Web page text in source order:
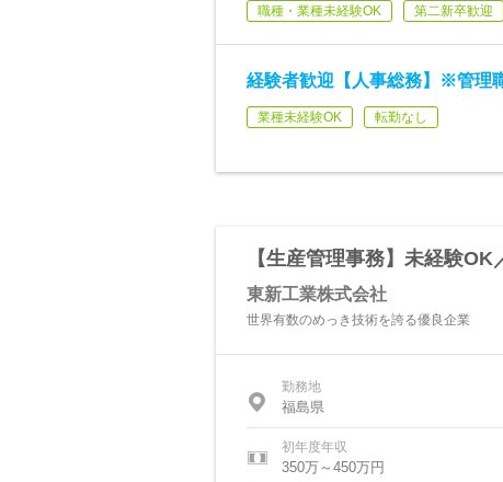
職種・業種未経験OK 第二新卒歓迎
経験者歓迎【人事総務】※管理
業種未経験OK 転勤なし
【生産管理事務】未経験
東新工業株式会社
世界有数のめっき技術を誇る優良企業
勤務地
福島県
初年度年収
350万～450万円